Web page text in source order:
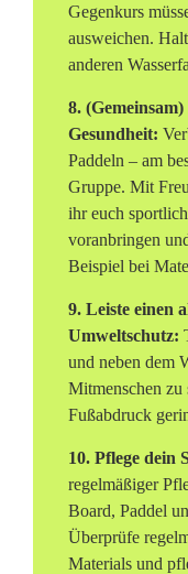
Gegenkurs
ausweichen.
anderen
8.
Gesundheit:
Paddeln – am
Gruppe. Mit
ihr euch
voranbringen
Beispiel bei
9. Leiste einen
Umweltschutz:
und neben dem
Mitmenschen zu
Fußabdruck
10. Pflege dein
regelmäßiger
Board, Paddel
Überprüfe
Materials und